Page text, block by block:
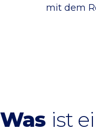
mit dem
Was ist